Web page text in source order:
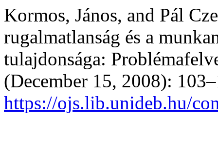
Kormos, János, and Pál
rugalmatlanság és a
tulajdonsága:
(December 15, 2008):
https://ojs.lib.unideb.hu/